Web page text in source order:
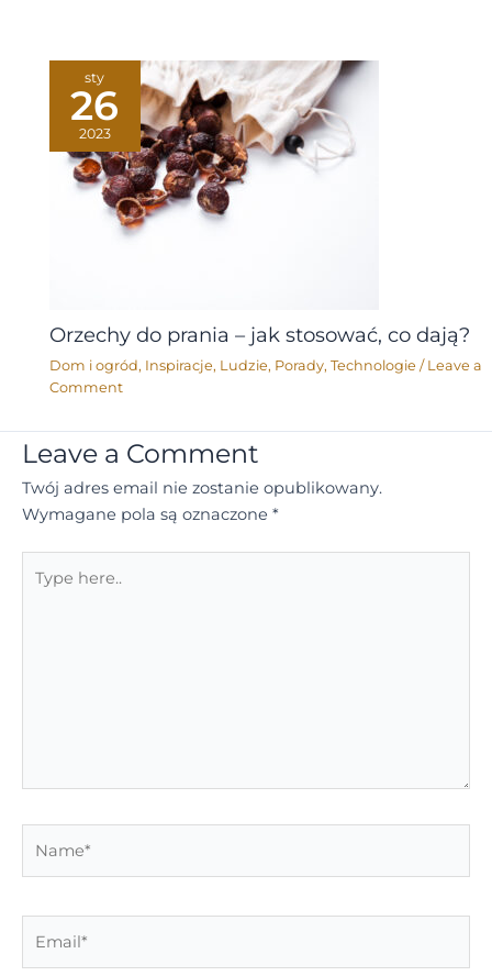
sty
26
2023
Orzechy do prania – jak stosować, co dają?
Dom i ogród, Inspiracje, Ludzie, Porady, Technologie / Leave a
Comment
Leave a Comment
Twój adres email nie zostanie opublikowany.
Wymagane pola są oznaczone *
here..